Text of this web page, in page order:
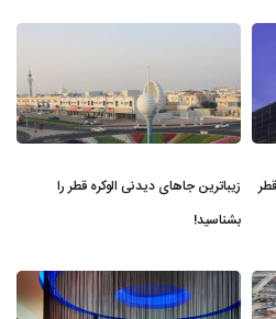
زیباترین جاهای دیدنی الوکره قطر را
بشناسید!